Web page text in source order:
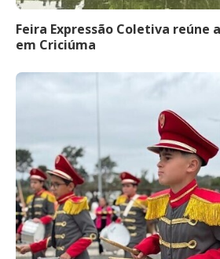
Feira Expressão Coletiva
em Criciúma